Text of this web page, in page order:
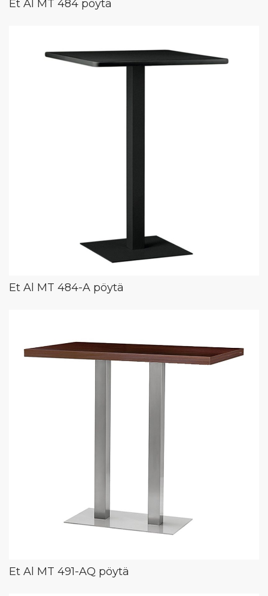
Et Al MT 484 pöytä
Et Al MT 484-A pöytä
Et Al MT 491-AQ pöytä